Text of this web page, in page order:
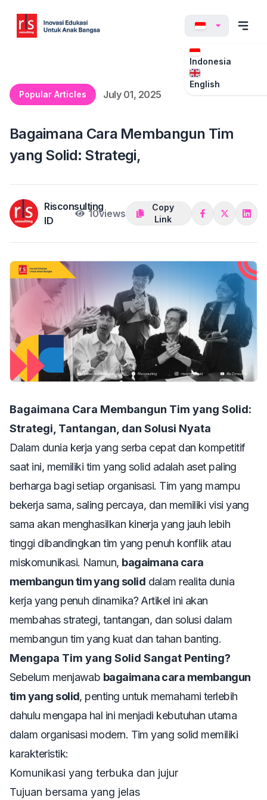
Indonesia
English
Popular Articles
July 01, 2025
Bagaimana Cara Membangun Tim
yang Solid: Strategi,
Risconsulting
ID
10views
Copy
Link
Bagaimana Cara Membangun Tim yang Solid:
Strategi, Tantangan, dan Solusi Nyata
Dalam dunia kerja yang serba cepat dan kompetitif
saat ini, memiliki tim yang solid adalah aset paling
berharga bagi setiap organisasi. Tim yang mampu
bekerja sama, saling percaya, dan memiliki visi yang
sama akan menghasilkan kinerja yang jauh lebih
tinggi dibandingkan tim yang penuh konflik atau
miskomunikasi. Namun, bagaimana cara
membangun tim yang solid dalam realita dunia
kerja yang penuh dinamika? Artikel ini akan
membahas strategi, tantangan, dan solusi dalam
membangun tim yang kuat dan tahan banting.
Mengapa Tim yang Solid Sangat Penting?
Sebelum menjawab bagaimana cara membangun
tim yang solid, penting untuk memahami terlebih
dahulu mengapa hal ini menjadi kebutuhan utama
dalam organisasi modern. Tim yang solid memiliki
karakteristik:
Komunikasi yang terbuka dan jujur
Tujuan bersama yang jelas